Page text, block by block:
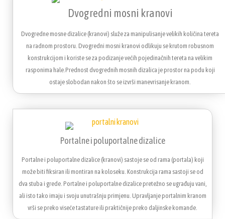
Dvogredni mosni kranovi
Dvogredne mosne dizalice (kranovi) služe za manipulisanje velikih količina tereta
na radnom prostoru. Dvogredni mosni kranovi odlikuju se krutom robusnom
konstrukcijom i koriste se za podizanje većih pojedinačnih tereta na velikim
rasponima hale.Prednost dvogrednih mosnih dizalica je prostor na podu koji
ostaje slobodan nakon što se izvrši manevrisanje kranom.
Portalne i poluportalne dizalice
Portalne i poluportalne dizalice (kranovi) sastoje se od rama (portala) koji
može biti fiksiran ili montiran na koloseku. Konstrukcija rama sastoji se od
dva stuba i grede. Portalne i poluportalne dizalice pretežno se ugrađuju vani,
ali isto tako imaju i svoju unutrašnju primjenu. Upravljanje portalnim kranom
vrši se preko viseće tastature ili praktičnije preko daljinske komande.